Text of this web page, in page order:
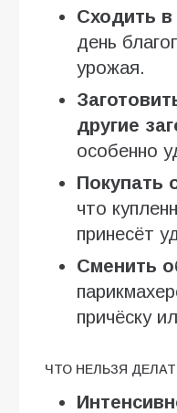
Сходить в
день
урожая.
другие
особенно
Покупать
что
принесёт
Сменить
причёску
ЧТО НЕЛЬЗЯ